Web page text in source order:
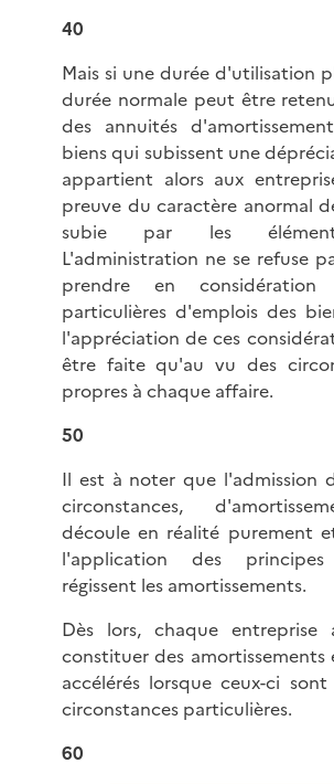
40
Mais si une durée d'utilisation
durée normale peut être
des annuités
biens qui subissent une
appartient alors aux
preuve du caractère anormal
subie par les
L'administration ne se refuse
prendre en considération
particulières d'emplois des
l'appréciation de ces
être faite qu'au vu des
propres à chaque affaire.
50
Il est à noter que l'admission
circonstances,
découle en réalité purement
l'application des
régissent les amortissements.
Dès lors, chaque
constituer des amortissements
accélérés lorsque ceux-ci
circonstances particulières.
60